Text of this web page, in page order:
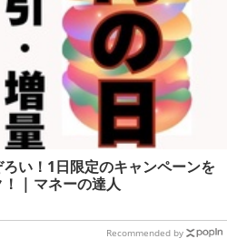
ろい！1日限定のキャンペーンを
| マネーの達人
Recommended by